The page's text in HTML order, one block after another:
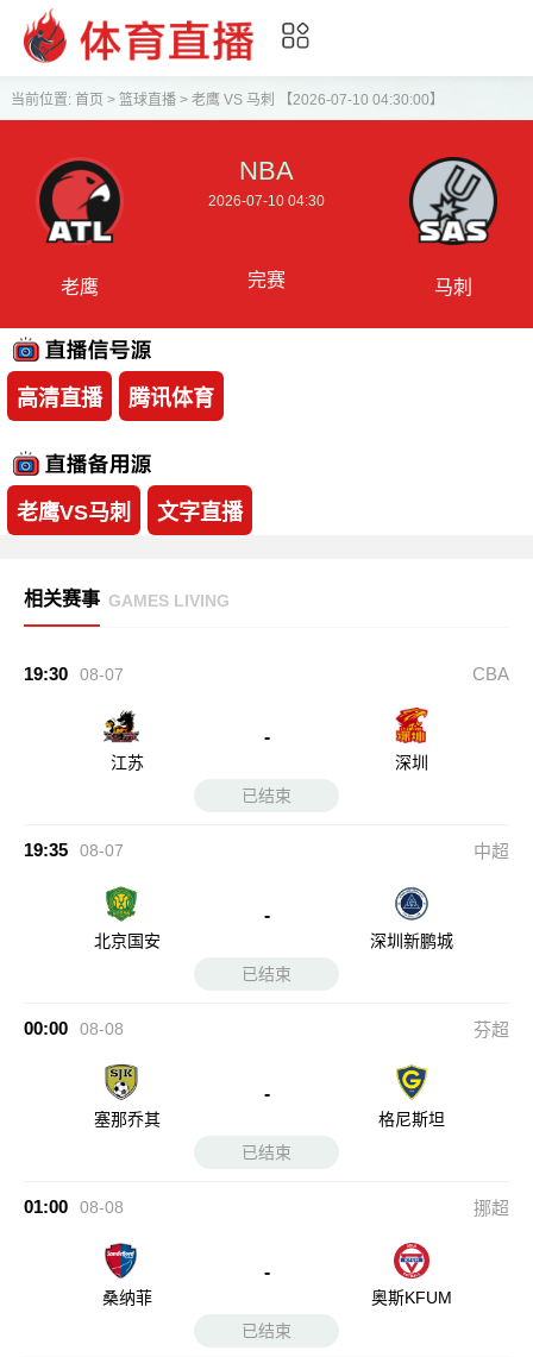
当前位置: 首页 > 篮球直播> 老鹰 VS 马刺 【2026-07-10 04:30:00】
老鹰
NBA
2026-07-10 04:30
完赛 马刺
高清直播 腾讯体育
老鹰VS马刺 文字直播
相关赛事 GAMES LIVING
19:30 08-07 CBA
江苏
-
深圳
已结束
19:35 08-07 中超
北京国安
-
深圳新鹏城
已结束
00:00 08-08 芬超
塞那乔其
-
格尼斯坦
已结束
01:00 08-08 挪超
桑纳菲
-
奥斯KFUM
已结束